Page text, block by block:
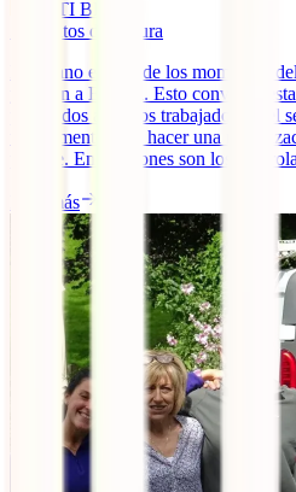
IATI Blog
minutos de lectura
El verano es uno de los momentos
y llegan a España. Esto convierte
para todos aquellos trabajadores del
un momento para hacer una
posible. En ocasiones son los
Leer más